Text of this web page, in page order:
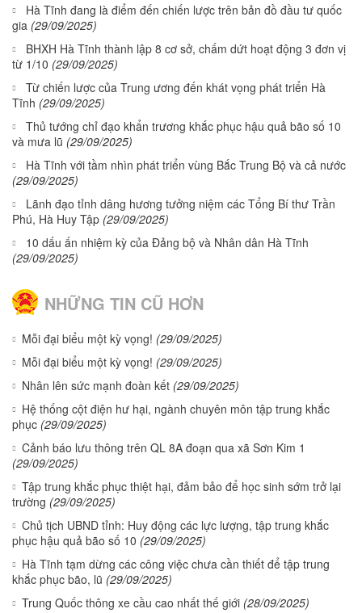
Hà Tĩnh đang là điểm đến chiến lược trên bản đồ đầu tư quốc
gia (29/09/2025)
BHXH Hà Tĩnh thành lập 8 cơ sở, chấm dứt hoạt động 3 đơn vị
từ 1/10 (29/09/2025)
Từ chiến lược của Trung ương đến khát vọng phát triển Hà
Tĩnh (29/09/2025)
Thủ tướng chỉ đạo khẩn trương khắc phục hậu quả bão số 10
và mưa lũ (29/09/2025)
Hà Tĩnh với tầm nhìn phát triển vùng Bắc Trung Bộ và cả nước
(29/09/2025)
Lãnh đạo tỉnh dâng hương tưởng niệm các Tổng Bí thư Trần
Phú, Hà Huy Tập (29/09/2025)
10 dấu ấn nhiệm kỳ của Đảng bộ và Nhân dân Hà Tĩnh
(29/09/2025)
NHỮNG TIN CŨ HƠN
Mỗi đại biểu một kỳ vọng! (29/09/2025)
Mỗi đại biểu một kỳ vọng! (29/09/2025)
Nhân lên sức mạnh đoàn kết (29/09/2025)
Hệ thống cột điện hư hại, ngành chuyên môn tập trung khắc
phục (29/09/2025)
Cảnh báo lưu thông trên QL 8A đoạn qua xã Sơn Kim 1
(29/09/2025)
Tập trung khắc phục thiệt hại, đảm bảo để học sinh sớm trở lại
trường (29/09/2025)
Chủ tịch UBND tỉnh: Huy động các lực lượng, tập trung khắc
phục hậu quả bão số 10 (29/09/2025)
Hà Tĩnh tạm dừng các công việc chưa cần thiết để tập trung
khắc phục bão, lũ (29/09/2025)
Trung Quốc thông xe cầu cao nhất thế giới (28/09/2025)